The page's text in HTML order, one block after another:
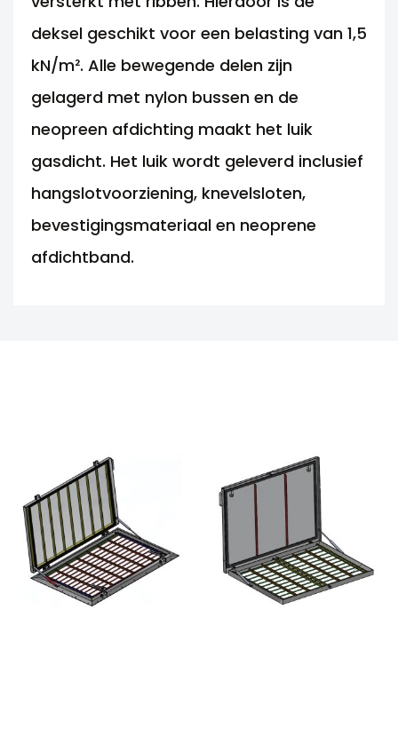
deksel geschikt voor een belasting van 1,5
kN/m². Alle bewegende delen zijn
gelagerd met nylon bussen en de
neopreen afdichting maakt het luik
gasdicht. Het luik wordt geleverd inclusief
hangslotvoorziening, knevelsloten,
bevestigingsmateriaal en neoprene
afdichtband.